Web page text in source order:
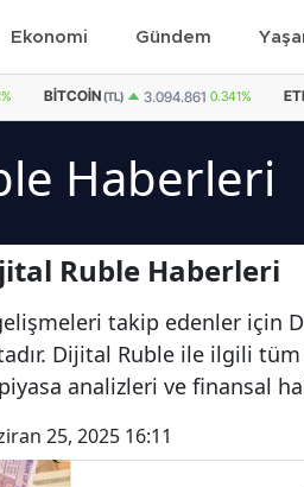
Ekonomi Gündem
BITCOIN(TL) 3.094.861 0.341%
Haberleri
Ruble Haberleri
takip edenler için
Dijital Ruble ile ilgili
analizleri ve finansal
25, 2025 16:11